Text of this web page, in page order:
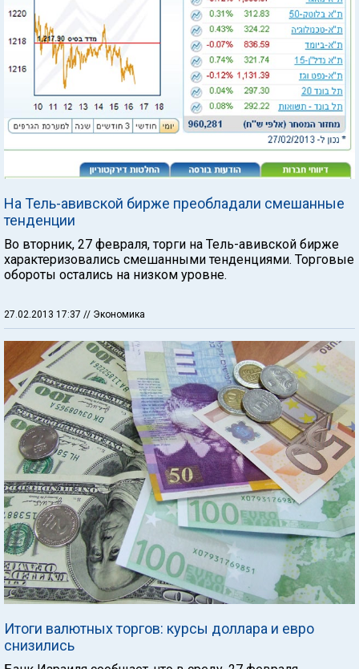
На Тель-авивской бирже преобладали смешанные
тенденции
Во вторник, 27 февраля, торги на Тель-авивской бирже
характеризовались смешанными тенденциями. Торговые
обороты остались на низком уровне.
27.02.2013 17:37 // Экономика
Итоги валютных торгов: курсы доллара и евро
снизились